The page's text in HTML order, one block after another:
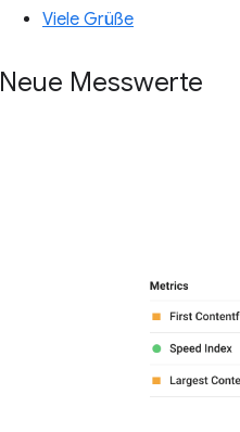
Viele Grüße
Neue Messwerte